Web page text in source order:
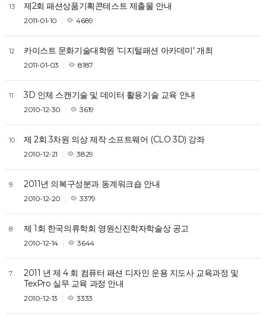
13 제2회 패션상품기획콘테스트 제출물 안내
2011-01-10 4689
12 카이스트 문화기술대학원 '디지털패션 아카데미' 개최
2011-01-03 8187
11 3D 인체 스캔기술 및 데이터 활용기술 교육 안내
2010-12-30 3619
10 제 2회 3차원 의상 제작 소프트웨어 (CLO 3D) 강좌
2010-12-21 3829
9 2011년 의복구성분과 동계워크숍 안내
2010-12-20 3379
8 제 1회 한국의류학회 영원신진학자학술상 공고
2010-12-14 3644
7
2011 년 제 4 회 컴퓨터 패션 디자인 운용 지도사 교육과정 및
TexPro 실무 교육 과정 안내
2010-12-13 3333